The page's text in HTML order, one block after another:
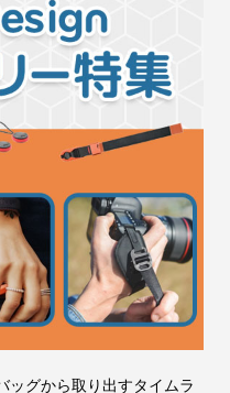
ッグから取り出すタイムラ